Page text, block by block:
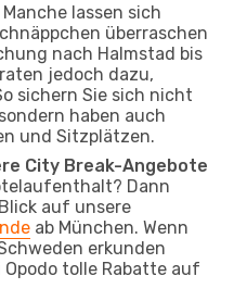
Manche lassen sich
überraschen
nach Halmstad bis
jedoch dazu,
sichern Sie sich nicht
haben auch
und Sitzplätzen.
City Break-Angebote
Dann
auf unsere
ab München. Wenn
erkunden
tolle Rabatte auf